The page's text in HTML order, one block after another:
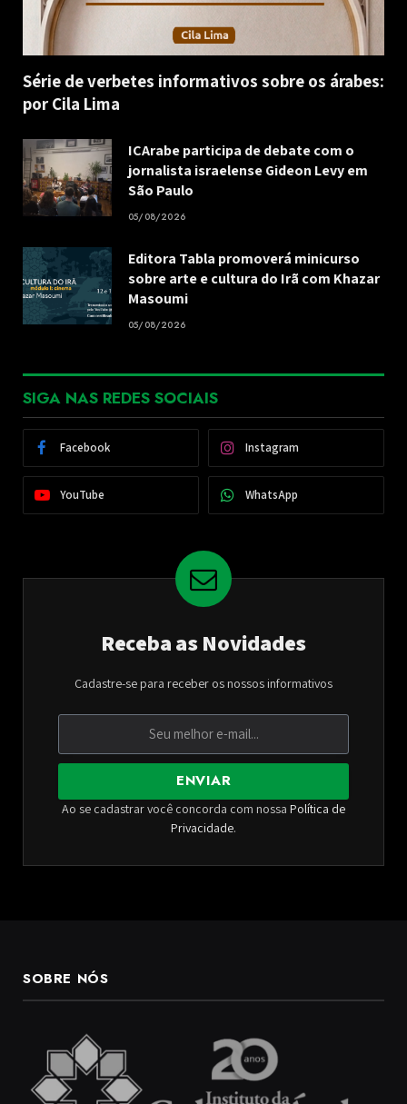
Série de verbetes informativos sobre os árabes:
por Cila Lima
ICArabe participa de debate com o
jornalista israelense Gideon Levy em
São Paulo
05/08/2026
Editora Tabla promoverá minicurso
sobre arte e cultura do Irã com Khazar
Masoumi
05/08/2026
SIGA NAS REDES SOCIAIS
Facebook Instagram
YouTube WhatsApp
Receba as Novidades
Cadastre-se para receber os nossos informativos
ENVIAR
Ao se cadastrar você concorda com nossa Política de
Privacidade.
SOBRE NÓS